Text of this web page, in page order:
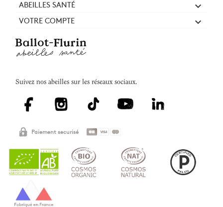
ABEILLES SANTÉ 
VOTRE COMPTE 
Suivez nos abeilles sur les réseaux sociaux.
Paiement securisé